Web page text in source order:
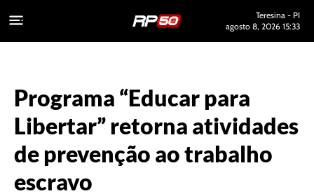
Teresina - PI
agosto 8, 2026 15:33
Programa “Educar para
Libertar” retorna atividades
de prevenção ao trabalho
escravo